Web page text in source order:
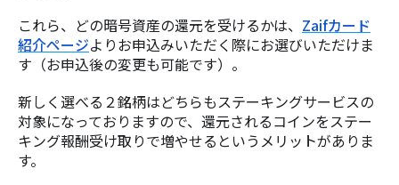
これら、どの暗号資産の還元を受けるかは、 Zaifカード
紹介ページよりお申込みいただく際にお選びいただけま
す（お申込後の変更も可能です）。
新しく選べる２銘柄はどちらもステーキングサービスの
対象になっておりますので、還元されるコインをステー
キング報酬受け取りで増やせるというメリットがありま
す。